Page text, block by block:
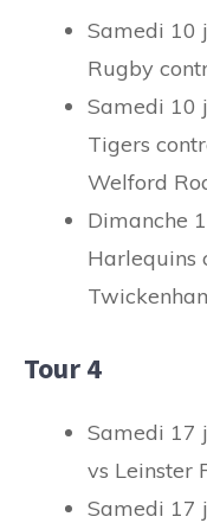
Samedi 10
Rugby
Samedi 10
Tigers
Welford
Dimanche
Harlequins
Tour 4
Samedi 17
vs Leinster
Samedi 17